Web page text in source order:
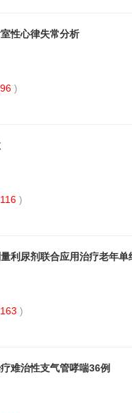
性心律失常分析
96 )
116 )
利尿剂联合应用治疗老年
163 )
难治性支气管哮喘36例